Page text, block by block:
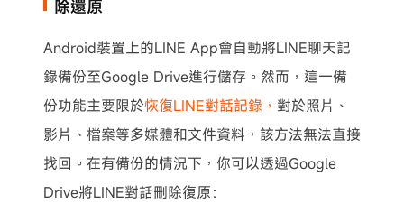
除還原
Android裝置上的LINE App會自動將LINE聊天記
錄備份至Google Drive進行儲存。然而，這一備
份功能主要限於恢復LINE對話記錄， 對於照片、
影片、檔案等多媒體和文件資料，該方法無法直接
找回。在有備份的情況下，你可以透過Google
Drive將LINE對話刪除復原：